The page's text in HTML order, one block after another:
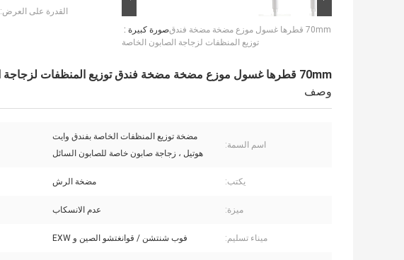
صورة كبيرة :70mm قطرها غسول موزع مضخة مضخة فندق
توزيع المنظفات لزجاجة الصابون الخاصة
القدرة على العرض:
70mm قطرها غسول موزع مضخة مضخة فندق توزيع المنظفات لزجاجة الصابون الخاصة
وصف
اسم السمة:
مضخة توزيع المنظفات الخاصة بفندق وايت
هوتيل ، زجاجة صابون خاصة للصابون السائل
يكتب: مضخة الرش
ميزة: عدم الانسكاب
ميناء تسليم: فوب شنتشن / قوانغتشو الصين و EXW